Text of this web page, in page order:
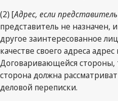
(2) [Адрес, если
представитель не назначен,
другое заинтересованное
качестве своего адреса
Договаривающейся стороны,
сторона должна
деловой переписки.